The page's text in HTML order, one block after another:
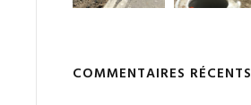
COMMENTAIRES RÉCENTS